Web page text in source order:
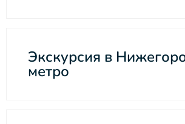
Экскурсия в
метро